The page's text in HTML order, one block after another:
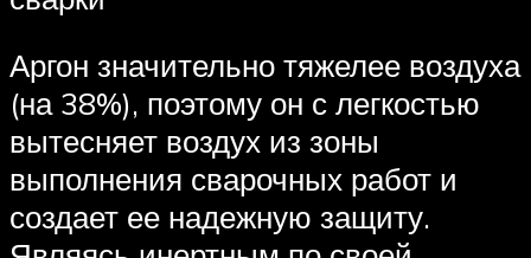
Аргон значительно тяжелее воздуха
(на 38%), поэтому он с легкостью
вытесняет воздух из зоны
выполнения сварочных работ и
создает ее надежную защиту.